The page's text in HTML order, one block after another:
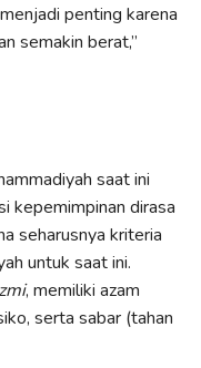
penting karena
semakin berat,”
saat ini
kepemimpinan dirasa
seharusnya kriteria
untuk saat ini.
, memiliki azam
serta sabar (tahan